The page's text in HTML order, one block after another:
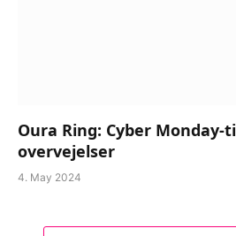
Oura Ring: Cyber Monday-
overvejelser
4. May 2024